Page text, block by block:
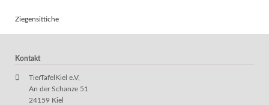
Ziegensittiche
Kontakt
TierTafelKiel e.V,
An der Schanze 51
24159 Kiel